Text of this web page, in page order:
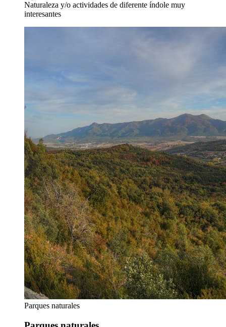
Naturaleza y/o actividades de diferente índole muy
interesantes
Parques naturales